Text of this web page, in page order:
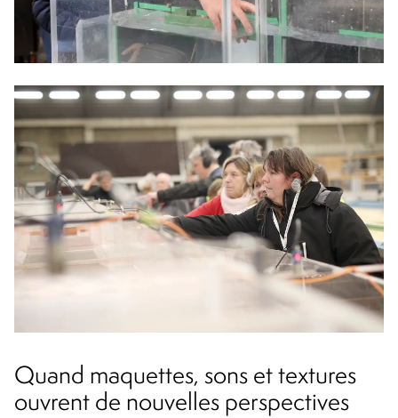
Quand maquettes, sons et textures
ouvrent de nouvelles perspectives